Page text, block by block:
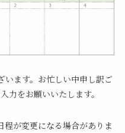
います。お忙しい中申し訳ご
をお願いいたします。
が変更になる場合がありま